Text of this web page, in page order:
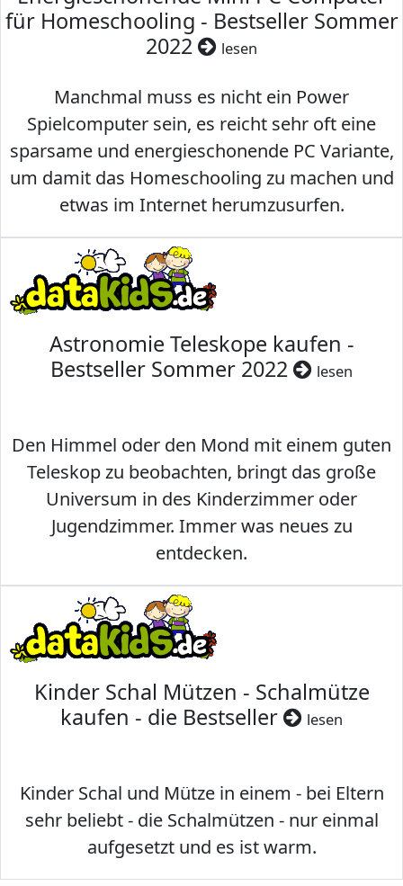
für Homeschooling - Bestseller Sommer
2022
lesen
Manchmal muss es nicht ein Power
Spielcomputer sein, es reicht sehr oft eine
sparsame und energieschonende PC Variante,
um damit das Homeschooling zu machen und
etwas im Internet herumzusurfen.
Astronomie Teleskope kaufen -
Bestseller Sommer 2022
lesen
Den Himmel oder den Mond mit einem guten
Teleskop zu beobachten, bringt das große
Universum in des Kinderzimmer oder
Jugendzimmer. Immer was neues zu
entdecken.
Kinder Schal Mützen - Schalmütze
kaufen - die Bestseller
lesen
Kinder Schal und Mütze in einem - bei Eltern
sehr beliebt - die Schalmützen - nur einmal
aufgesetzt und es ist warm.